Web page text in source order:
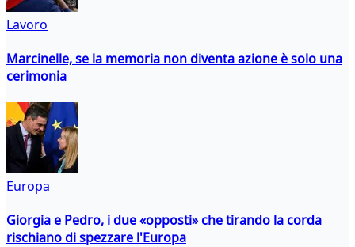
Lavoro
Marcinelle, se la memoria non diventa azione è solo una
cerimonia
Europa
Giorgia e Pedro, i due «opposti» che tirando la corda
rischiano di spezzare l'Europa